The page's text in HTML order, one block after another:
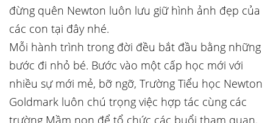
đừng quên Newton luôn lưu giữ hình ảnh đẹp của
các con tại đây nhé.
Mỗi hành trình trong đời đều bắt đầu bằng những
bước đi nhỏ bé. Bước vào một cấp học mới với
nhiều sự mới mẻ, bỡ ngỡ, Trường Tiểu học Newton
Goldmark luôn chú trọng việc hợp tác cùng các
trường Mầm non để tổ chức các buổi tham quan,